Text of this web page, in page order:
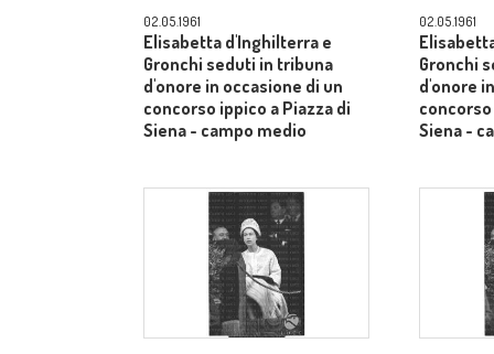
02.05.1961
Elisabetta d'Inghilterra e
Gronchi seduti in tribuna
d'onore in occasione di un
concorso ippico a Piazza di
Siena - campo medio
02.05.1961
Gronchi
d'onore
Siena -